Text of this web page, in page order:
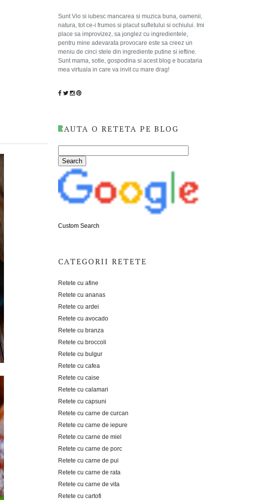
Sunt Vio si iubesc mancarea si muzica buna, oamenii,
natura, tot ce-i frumos si placut sufletului si ochiului. Imi
place sa improvizez, sa jonglez cu ingredientele,
pentru mine adevarata provocare este sa creez un
meniu de cinci stele din ingrediente putine si ieftine.
Sunt mama, sotie, gospodina si acest blog e bucataria
mea virtuala in care va invit cu mare drag!
CAUTA O RETETA PE BLOG
Custom Search
CATEGORII RETETE
Retete cu afine
Retete cu ananas
Retete cu ardei
Retete cu avocado
Retete cu branza
Retete cu broccoli
Retete cu bulgur
Retete cu cafea
Retete cu caise
Retete cu calamari
Retete cu capsuni
Retete cu carne de curcan
Retete cu carne de iepure
Retete cu carne de miel
Retete cu carne de porc
Retete cu carne de pui
Retete cu carne de rata
Retete cu carne de vita
Retete cu cartofi